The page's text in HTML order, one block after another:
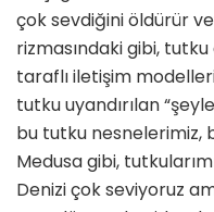
çok sevdiğini öldürür
rizmasındaki gibi,
taraflı iletişim
tutku uyandırılan
bu tutku nesne­lerimiz,
Medusa gibi,
Denizi çok seviyoruz